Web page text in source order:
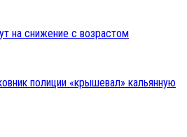
на снижение с возрастом